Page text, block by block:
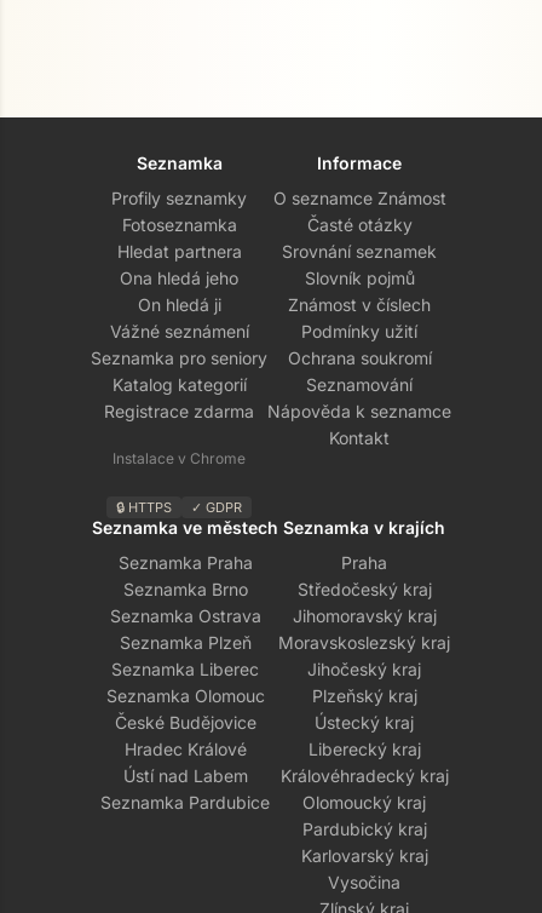
Seznamka
Profily seznamky
Fotoseznamka
Hledat partnera
Ona hledá jeho
On hledá ji
Vážné seznámení
Seznamka pro seniory
Katalog kategorií
Registrace zdarma
Instalace v Chrome
🔒 HTTPS ✓ GDPR
Informace
O seznamce Známost
Časté otázky
Srovnání seznamek
Slovník pojmů
Známost v číslech
Podmínky užití
Ochrana soukromí
Seznamování
Nápověda k seznamce
Kontakt
Seznamka ve městech
Seznamka Praha
Seznamka Brno
Seznamka Ostrava
Seznamka Plzeň
Seznamka Liberec
Seznamka Olomouc
České Budějovice
Hradec Králové
Ústí nad Labem
Seznamka Pardubice
Seznamka v krajích
Praha
Středočeský kraj
Jihomoravský kraj
Moravskoslezský kraj
Jihočeský kraj
Plzeňský kraj
Ústecký kraj
Liberecký kraj
Královéhradecký kraj
Olomoucký kraj
Pardubický kraj
Karlovarský kraj
Vysočina
Zlínský kraj